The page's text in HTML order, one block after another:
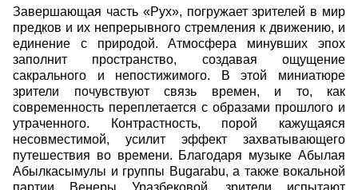
Завершающая часть «Рух», погружает зрителей в мир
предков и их непрерывного стремления к движению, и
единение с природой. Атмосфера минувших эпох
заполнит пространство, создавая ощущение
сакрального и непостижимого. В этой миниатюре
зрители почувствуют связь времен, и то, как
современность переплетается с образами прошлого и
утраченного. Контрастность, порой кажущаяся
несовместимой, усилит эффект захватывающего
путешествия во времени. Благодаря музыке Абылая
Абылкасымулы и группы Bugarabu, а также вокальной
партии Венеры Уразбековой, зрители испытают